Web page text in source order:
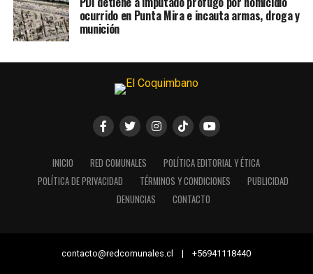
ocurrido en Punta Mira e incauta armas, droga y
munición
INICIO RED COMUNALES
POLÍTICA EDITORIAL Y ÉTICA
POLÍTICA DE PRIVACIDAD
TÉRMINOS Y CONDICIONES
PUBLICIDAD
DENUNCIAS
CONTACTO
contacto@redcomunales.cl | +56941118440